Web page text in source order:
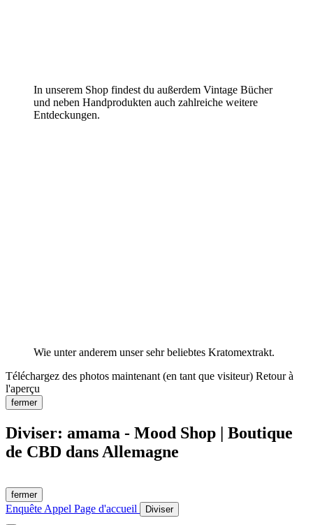
In unserem Shop findest du außerdem Vintage Bücher
und neben Handprodukten auch zahlreiche weitere
Entdeckungen.
Wie unter anderem unser sehr beliebtes Kratomextrakt.
Téléchargez des photos maintenant (en tant que visiteur) Retour à
l'aperçu
fermer
Diviser: amama - Mood Shop | Boutique
de CBD dans Allemagne
fermer
EnquêteAppel Page d'accueil Diviser